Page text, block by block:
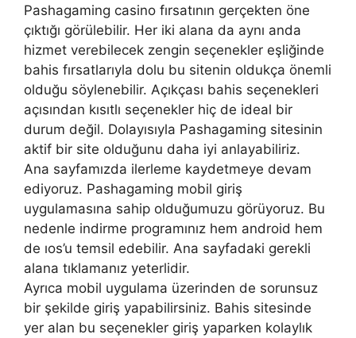
Pashagaming casino fırsatının gerçekten öne
çıktığı görülebilir. Her iki alana da aynı anda
hizmet verebilecek zengin seçenekler eşliğinde
bahis fırsatlarıyla dolu bu sitenin oldukça önemli
olduğu söylenebilir. Açıkçası bahis seçenekleri
açısından kısıtlı seçenekler hiç de ideal bir
durum değil. Dolayısıyla Pashagaming sitesinin
aktif bir site olduğunu daha iyi anlayabiliriz.
Ana sayfamızda ilerleme kaydetmeye devam
ediyoruz. Pashagaming mobil giriş
uygulamasına sahip olduğumuzu görüyoruz. Bu
nedenle indirme programınız hem android hem
de ıos’u temsil edebilir. Ana sayfadaki gerekli
alana tıklamanız yeterlidir.
Ayrıca mobil uygulama üzerinden de sorunsuz
bir şekilde giriş yapabilirsiniz. Bahis sitesinde
yer alan bu seçenekler giriş yaparken kolaylık